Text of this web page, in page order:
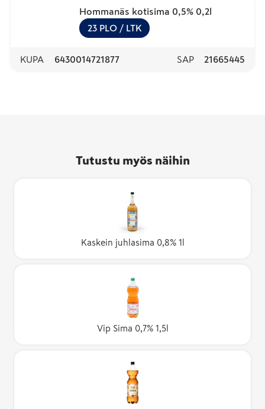
Hommanäs kotisima 0,5% 0,2l
23 PLO / LTK
KUPA 6430014721877 SAP 21665445
Tutustu myös näihin
Kaskein juhlasima 0,8% 1l
Vip Sima 0,7% 1,5l